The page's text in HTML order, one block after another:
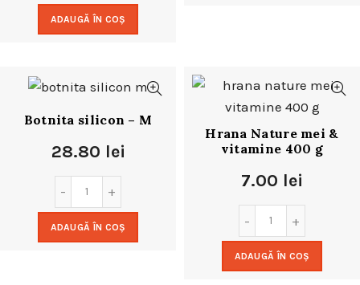
ADAUGĂ ÎN COȘ
Botnita silicon – M
28.80 lei
ADAUGĂ ÎN COȘ
Hrana Nature mei &
vitamine 400 g
7.00 lei
ADAUGĂ ÎN COȘ